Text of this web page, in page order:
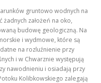
gruntowo wodnych na
żadnych założeń na oko,
budowę geologiczną. Na
i wydmowe, które są
na rozluźnienie przy
i w Chwarznie występują
nawodnieniu i osiadają przy
Kolibkowskiego zalegają